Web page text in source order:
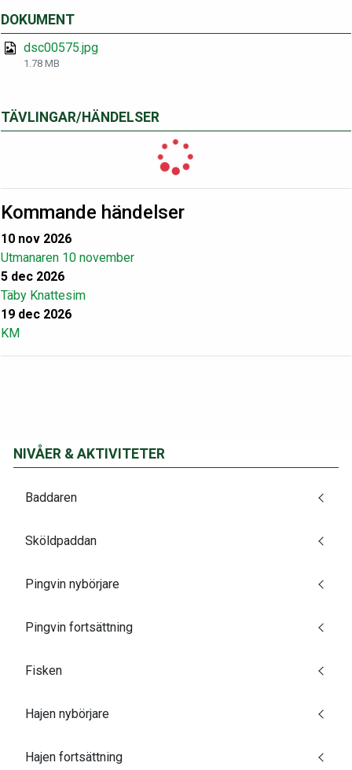
DOKUMENT
dsc00575.jpg
1.78 MB
TÄVLINGAR/HÄNDELSER
Kommande händelser
10 nov 2026
Utmanaren 10 november
5 dec 2026
Täby Knattesim
19 dec 2026
KM
NIVÅER & AKTIVITETER
Baddaren
Sköldpaddan
Pingvin nybörjare
Pingvin fortsättning
Fisken
Hajen nybörjare
Hajen fortsättning